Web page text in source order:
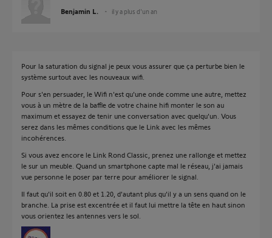
Benjamin L. il y a plus d'un an
Pour la saturation du signal je peux vous assurer que ça perturbe bien le
système surtout avec les nouveaux wifi.
Pour s'en persuader, le Wifi n'est qu'une onde comme une autre, mettez
vous à un mètre de la baffle de votre chaine hifi monter le son au
maximum et essayez de tenir une conversation avec quelqu'un. Vous
serez dans les mêmes conditions que le Link avec les mêmes
incohérences.
Si vous avez encore le Link Rond Classic, prenez une rallonge et mettez
le sur un meuble. Quand un smartphone capte mal le réseau, j'ai jamais
vue personne le poser par terre pour améliorer le signal.
Il faut qu'il soit en 0.80 et 1.20, d'autant plus qu'il y a un sens quand on le
branche. La prise est excentrée et il faut lui mettre la tête en haut sinon
vous orientez les antennes vers le sol.